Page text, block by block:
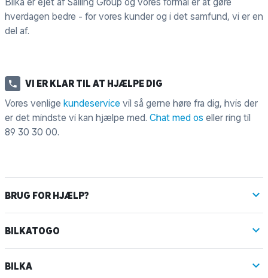
hverdagen bedre - for vores kunder og i det samfund, vi er en
del af.
VI ER KLAR TIL AT HJÆLPE DIG
Vores venlige kundeservice vil så gerne høre fra dig, hvis der
er det mindste vi kan hjælpe med. Chat med os eller ring til
89 30 30 00.
BRUG FOR HJÆLP?
BILKATOGO
BILKA